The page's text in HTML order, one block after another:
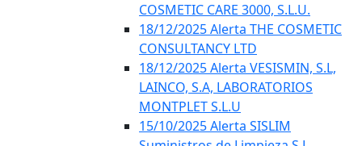
COSMETIC CARE 3000, S.L.U.
18/12/2025 Alerta THE COSMETIC
CONSULTANCY LTD
18/12/2025 Alerta VESISMIN, S.L,
LAINCO, S.A, LABORATORIOS
MONTPLET S.L.U
15/10/2025 Alerta SISLIM